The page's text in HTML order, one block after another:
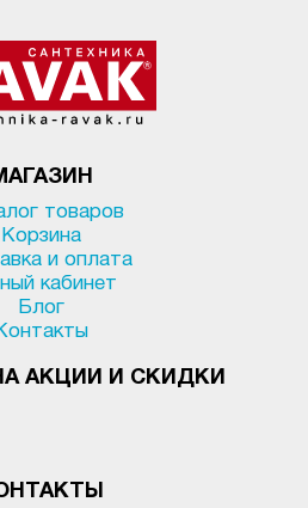
товаров
Корзина
и оплата
кабинет
Блог
АКЦИИ И СКИДКИ